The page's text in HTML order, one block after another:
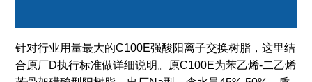
针对行业用量最大的C100E强酸阳离子交换树脂，这里结
合原厂D执行标准做详细说明。原C100E为苯乙烯-二乙烯